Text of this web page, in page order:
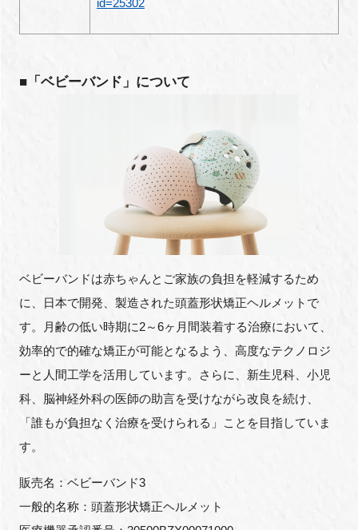
id=25302
■「ベビーバンド」について
ベビーバンドは赤ちゃんとご家族の負担を軽減するため
に、日本で開発、製造された頭蓋形状矯正ヘルメットで
す。月齢の低い時期に2～6ヶ月間装着する治療において、
効率的で的確な矯正が可能となるよう、高度なテクノロジ
ーと人間工学を活用しています。さらに、新生児科、小児
科、脳神経外科の医師の助言を受けながら改良を続け、
「誰もが負担なく治療を受けられる」ことを目指していま
す。
販売名：ベビーバンド3
一般的名称：頭蓋形状矯正ヘルメット